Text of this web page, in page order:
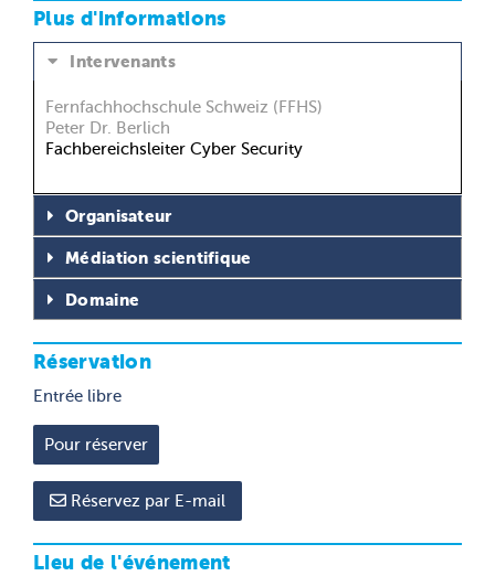
Plus d'informations
Intervenants
Fernfachhochschule Schweiz (FFHS)
Peter Dr. Berlich
Fachbereichsleiter Cyber Security
Organisateur
Médiation scientifique
Domaine
Réservation
Entrée libre
Réservez par E-mail
Lieu de l'événement